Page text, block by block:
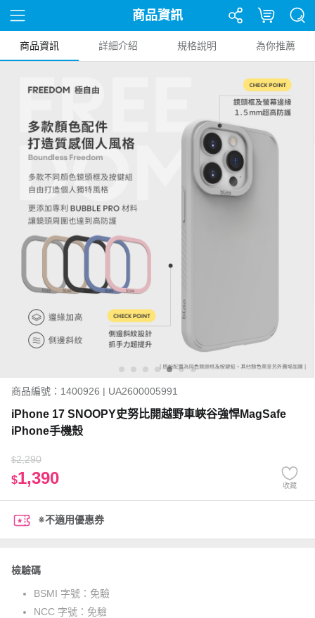
商品資訊
商品資訊 詳細介紹 規格說明 為你推薦
商品編號：1400926 | UA2600005991
iPhone 17 SNOOPY史努比開越野車峽谷強悍MagSafe
iPhone手機殼
$2,290
$1,390 收藏
※不適用優惠券
檢驗碼
BSMI 字號： 免驗
NCC 字號： 免驗